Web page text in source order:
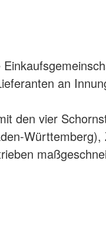
an
den vier